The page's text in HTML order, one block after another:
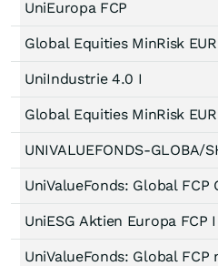
UniEuropa FCP
Global Equities MinRisk
UniIndustrie 4.0 I
Global Equities MinRisk
UNIVALUEFONDS-GLOBA/
UniValueFonds: Global FCP
UniESG Aktien Europa FCP I
UniValueFonds: Global FCP